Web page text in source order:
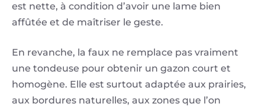
est nette, à condition d’avoir une lame bien
affûtée et de maîtriser le geste.
En revanche, la faux ne remplace pas vraiment
une tondeuse pour obtenir un gazon court et
homogène. Elle est surtout adaptée aux prairies,
aux bordures naturelles, aux zones que l’on